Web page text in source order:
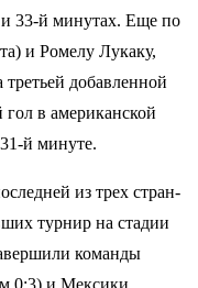
33-й минутах. Еще по
и Ромелу Лукаку,
добавленной
в американской
й минуте.
из трех стран-
турнир на стадии
команды
0:3) и Мексики